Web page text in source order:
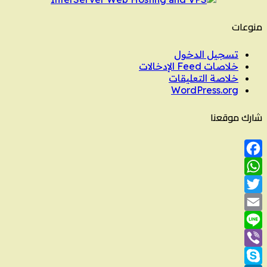
منوعات
تسجيل الدخول
خلاصات Feed الإدخالات
خلاصة التعليقات
WordPress.org
شارك موقعنا
Facebook
WhatsApp
Twitter
Email
Line
Viber